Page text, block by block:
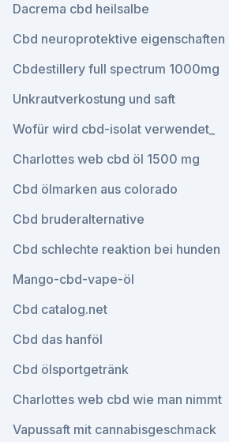
Dacrema cbd heilsalbe
Cbd neuroprotektive eigenschaften
Cbdestillery full spectrum 1000mg
Unkrautverkostung und saft
Wofür wird cbd-isolat verwendet_
Charlottes web cbd öl 1500 mg
Cbd ölmarken aus colorado
Cbd bruderalternative
Cbd schlechte reaktion bei hunden
Mango-cbd-vape-öl
Cbd catalog.net
Cbd das hanföl
Cbd ölsportgetränk
Charlottes web cbd wie man nimmt
Vapussaft mit cannabisgeschmack